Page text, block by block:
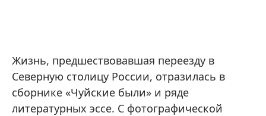
Жизнь, предшествовавшая переезду в
Северную столицу России, отразилась в
сборнике «Чуйские были» и ряде
литературных эссе. С фотографической